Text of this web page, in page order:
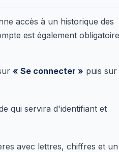
accès à un historique des
est également obligatoire
« Se connecter » puis sur
qui servira d'identifiant et
avec lettres, chiffres et un